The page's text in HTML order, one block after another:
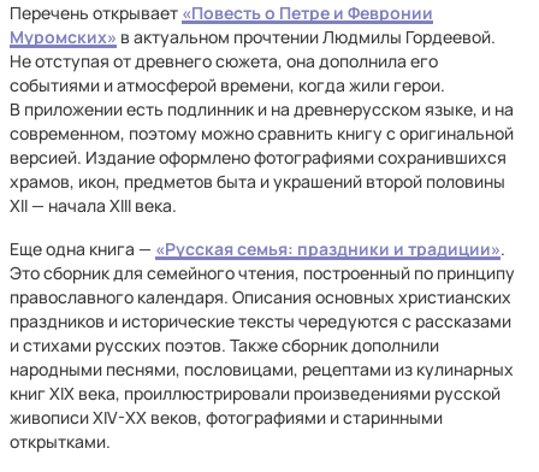
Перечень открывает «Повесть о Петре и Февронии
Муромских» в актуальном прочтении Людмилы Гордеевой.
Не отступая от древнего сюжета, она дополнила его
событиями и атмосферой времени, когда жили герои.
В приложении есть подлинник и на древнерусском языке, и на
современном, поэтому можно сравнить книгу с оригинальной
версией. Издание оформлено фотографиями сохранившихся
храмов, икон, предметов быта и украшений второй половины
XII — начала XIII века.
Еще одна книга — «Русская семья: праздники и традиции».
Это сборник для семейного чтения, построенный по принципу
православного календаря. Описания основных христианских
праздников и исторические тексты чередуются с рассказами
и стихами русских поэтов. Также сборник дополнили
народными песнями, пословицами, рецептами из кулинарных
книг XIX века, проиллюстрировали произведениями русской
живописи XIV-XX веков, фотографиями и старинными
открытками.